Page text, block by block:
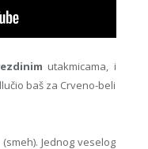
utakmicama, i
baš za Crveno-beli
Jednog veselog